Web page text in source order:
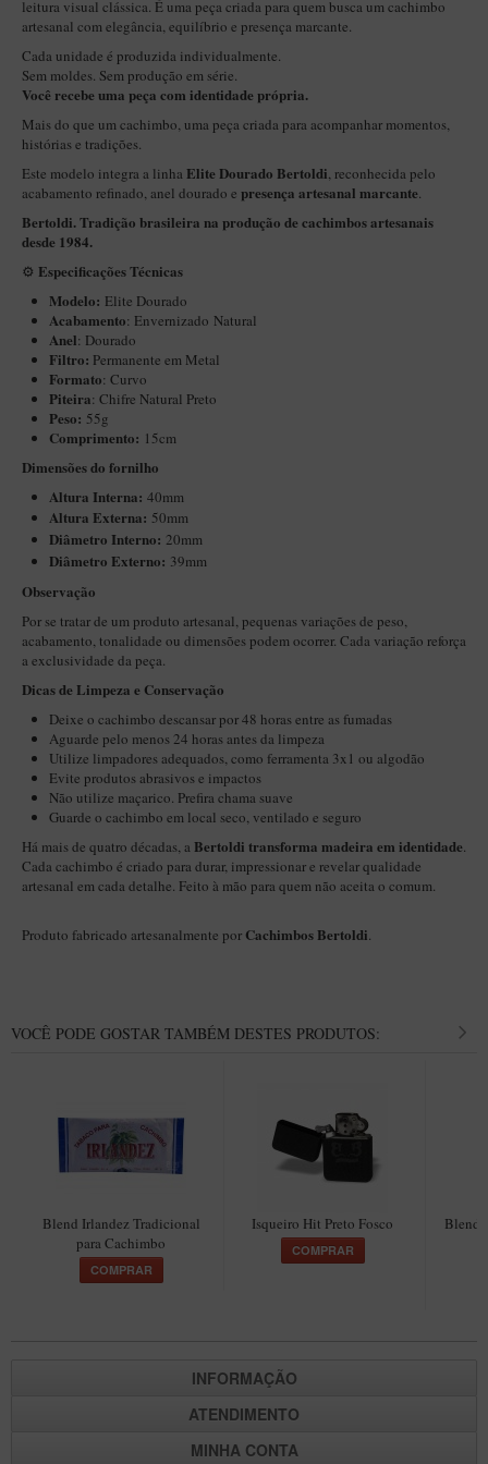
New Rose Polido
Piccolo
Premium
Sextavado
Zuccardi
Callia
Hobby
Speciale
BB Liso e Rústico
Elite Longo
Barolo
CACHIMBOS ARTESANAIS DE BRIAR ITALIANO
Maestro – Briar Italiano
Churchwarden – Briar Italiano
Maestro Compacto – Briar Italiano
MONTE SEU KIT/INICIANTES
Blends Para Cachimbo
Cachimbos
Limpadores para Cachimbo
Suportes
Filtros
Isqueiros
leitura visual clássica. É uma peça criada para quem busca um cachimbo
artesanal com elegância, equilíbrio e presença marcante.
Cada unidade é produzida individualmente.
Sem moldes. Sem produção em série.
Você recebe uma peça com identidade própria.
Mais do que um cachimbo, uma peça criada para acompanhar momentos,
histórias e tradições.
Este modelo integra a linha Elite Dourado Bertoldi, reconhecida pelo
acabamento refinado, anel dourado e presença artesanal marcante.
Bertoldi. Tradição brasileira na produção de cachimbos artesanais
desde 1984.
⚙️ Especificações Técnicas
Modelo: Elite Dourado
Acabamento: Envernizado Natural
Anel: Dourado
Filtro: Permanente em Metal
Formato: Curvo
Piteira: Chifre Natural Preto
Peso: 55g
Comprimento: 15cm
Dimensões do fornilho
Altura Interna: 40mm
Altura Externa: 50mm
Diâmetro Interno: 20mm
Diâmetro Externo: 39mm
Observação
Por se tratar de um produto artesanal, pequenas variações de peso,
acabamento, tonalidade ou dimensões podem ocorrer. Cada variação reforça
a exclusividade da peça.
Dicas de Limpeza e Conservação
Deixe o cachimbo descansar por 48 horas entre as fumadas
Aguarde pelo menos 24 horas antes da limpeza
Utilize limpadores adequados, como ferramenta 3x1 ou algodão
Evite produtos abrasivos e impactos
Não utilize maçarico. Prefira chama suave
Guarde o cachimbo em local seco, ventilado e seguro
Há mais de quatro décadas, a Bertoldi transforma madeira em identidade.
Cada cachimbo é criado para durar, impressionar e revelar qualidade
artesanal em cada detalhe. Feito à mão para quem não aceita o comum.
Produto fabricado artesanalmente por Cachimbos Bertoldi.
VOCÊ PODE GOSTAR TAMBÉM DESTES PRODUTOS:
Blend Irlandez Tradicional
para Cachimbo
COMPRAR
Isqueiro Hit Preto Fosco
COMPRAR
Blend
INFORMAÇÃO
ATENDIMENTO
MINHA CONTA